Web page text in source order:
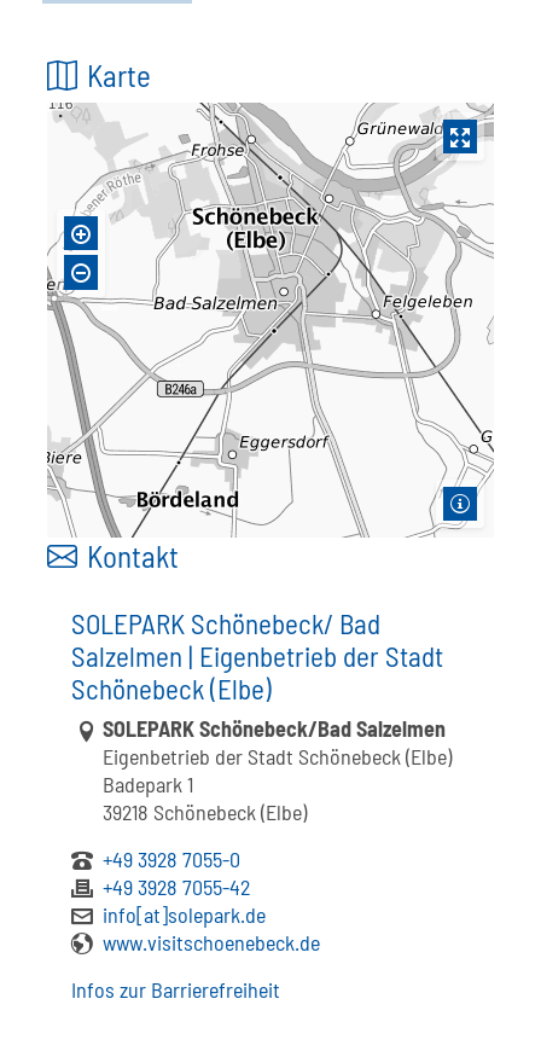
Karte
Kontakt
SOLEPARK Schönebeck/ Bad
Salzelmen | Eigenbetrieb der Stadt
Schönebeck (Elbe)
Link zur Google-Maps Navigation
SOLEPARK Schönebeck/Bad Salzelmen
Eigenbetrieb der Stadt Schönebeck (Elbe)
Badepark 1
39218 Schönebeck (Elbe)
+49 3928 7055-0
+49 3928 7055-42
info[at]solepark.de
www.visitschoenebeck.de
Infos zur Barrierefreiheit